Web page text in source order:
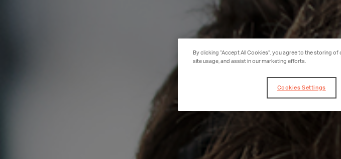
By clicking “Accept All Cookies”, you agree to the storing
site usage, and assist in our marketing efforts.
Cookies Settings